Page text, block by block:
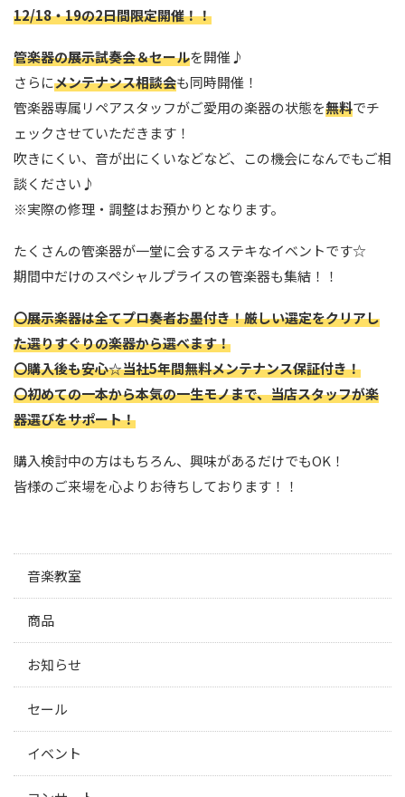
12/18・19の2日間限定開催！！
管楽器の展示試奏会＆セールを開催♪
さらにメンテナンス相談会も同時開催！
管楽器専属リペアスタッフがご愛用の楽器の状態を無料でチ
ェックさせていただきます！
吹きにくい、音が出にくいなどなど、この機会になんでもご相
談ください♪
※実際の修理・調整はお預かりとなります。
たくさんの管楽器が一堂に会するステキなイベントです☆
期間中だけのスペシャルプライスの管楽器も集結！！
〇展示楽器は全てプロ奏者お墨付き！厳しい選定をクリアし
た選りすぐりの楽器から選べます！
〇購入後も安心☆当社5年間無料メンテナンス保証付き！
〇初めての一本から本気の一生モノまで、当店スタッフが楽
器選びをサポート！
購入検討中の方はもちろん、興味があるだけでもOK！
皆様のご来場を心よりお待ちしております！！
音楽教室
商品
お知らせ
セール
イベント